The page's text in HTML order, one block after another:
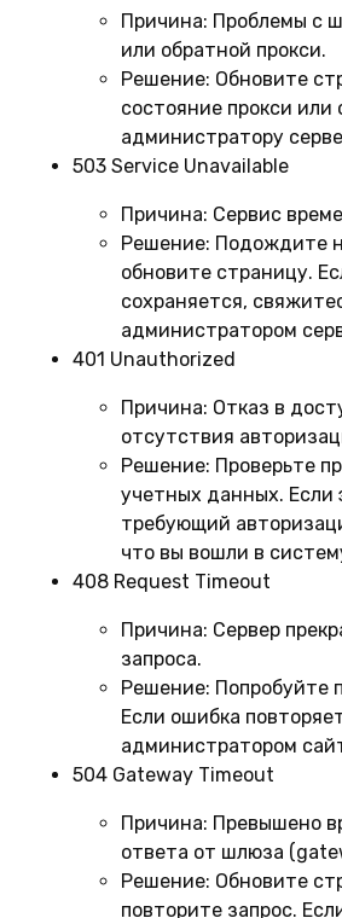
Причина: Проблемы с
или обратной прокси.
Решение: Обновите
состояние прокси или
администратору
503 Service Unavailable
Причина: Сервис
Решение: Подождите
обновите страницу.
сохраняется,
администратором
401 Unauthorized
Причина: Отказ в
отсутствия
Решение: Проверьте
учетных данных. Если
требующий
что вы вошли в
408 Request Timeout
Причина: Сервер
запроса.
Решение: Попробуйте
Если ошибка
администратором
504 Gateway Timeout
Причина: Превышено
ответа от шлюза
Решение: Обновите
повторите запрос.